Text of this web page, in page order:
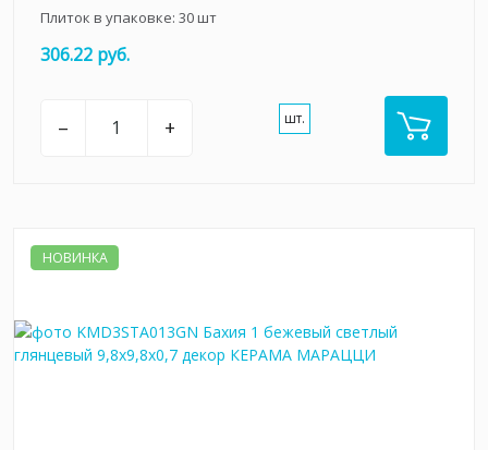
Плиток в упаковке: 30шт
306.22 руб.
– + шт.
НОВИНКА